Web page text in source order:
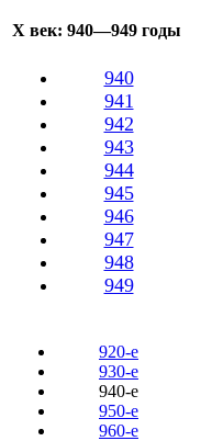
X век: 940—949 годы
940
941
942
943
944
945
946
947
948
949
920-е
930-е
940-е
950-е
960-е